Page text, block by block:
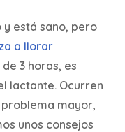
y está sano, pero
a llorar
3 horas, es
lactante. Ocurren
problema mayor,
unos consejos